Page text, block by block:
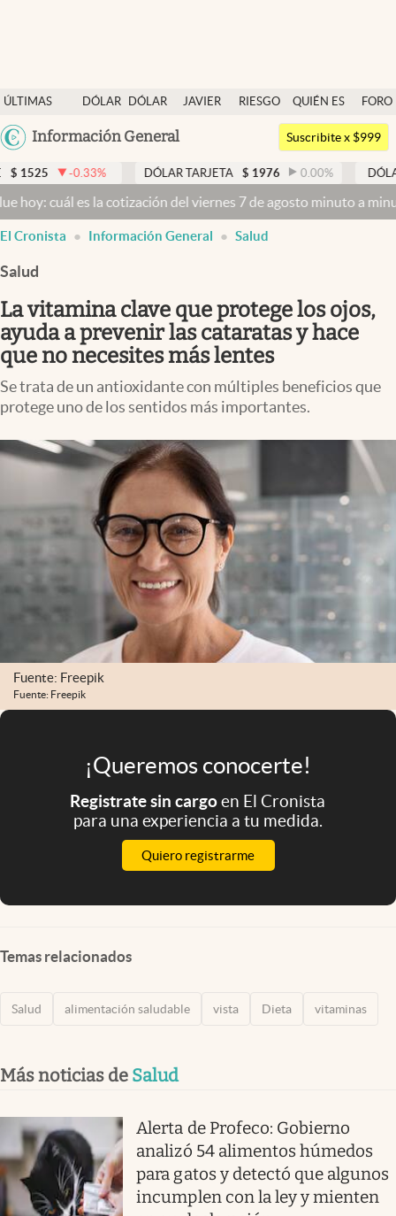
ÚLTIMAS
NOTICIAS
DÓLAR
DÓLAR
JAVIER
RIESGO
QUIÉN ES
QUIÉN
FORO
Argentina
México
Información General
Dólar
Members
Economía y Política
Finanzas y Mercados
Mercados Online
Columnistas
Otras secciones
Infotechnology
Clase
Mundial 2026
Eventos Corporativos
Mediakit
abre en nueva pestaña
Argentina
Suscribite x $999
% DÓLAR TARJETA $ 1976 0.00 % DÓLAR MEP
cotización del viernes 7 de agosto minuto a minutoDólar hoy y
El Cronista Información General Salud
Salud
La vitamina clave que protege los ojos,
ayuda a prevenir las cataratas y hace
que no necesites más lentes
Se trata de un antioxidante con múltiples beneficios que
protege uno de los sentidos más importantes.
Fuente: Freepik
Fuente: Freepik
¡Queremos conocerte!
Registrate sin cargoen El Cronista
para una experiencia a tu medida.
Quiero registrarme
Temas relacionados
Salud alimentación saludable vista Dieta vitaminas
Más noticias de Salud
Alerta de Profeco: Gobierno
analizó 54 alimentos húmedos
para gatos y detectó que algunos
incumplen con la ley y mienten